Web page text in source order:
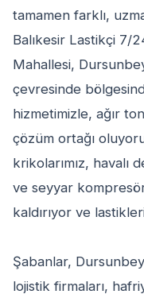
tamamen farklı,
Balıkesir Lastikçi 7/
Mahallesi,
çevresinde
hizmetimizle, ağır
çözüm ortağı
krikolarımız, havalı
ve seyyar
kaldırıyor ve
Şabanlar,
lojistik firmaları,